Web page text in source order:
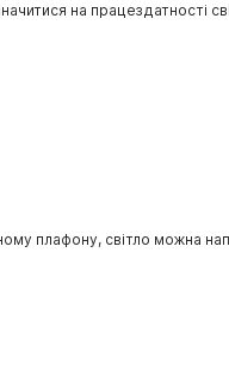
на працездатності
плафону, світло можна